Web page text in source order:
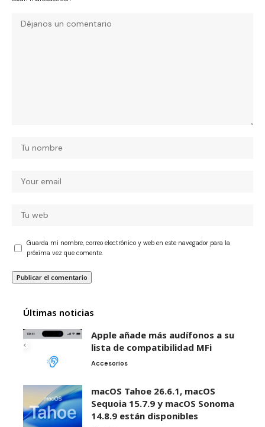
Guarda mi nombre, correo electrónico y web en este navegador para la
próxima vez que comente.
Últimas noticias
Apple añade más audífonos a su
lista de compatibilidad MFi
Accesorios
macOS Tahoe 26.6.1, macOS
Sequoia 15.7.9 y macOS Sonoma
14.8.9 están disponibles